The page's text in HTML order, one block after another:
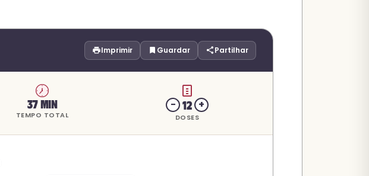
Imprimir Guardar Partilhar
37 min
TEMPO TOTAL
− 12 +
DOSES